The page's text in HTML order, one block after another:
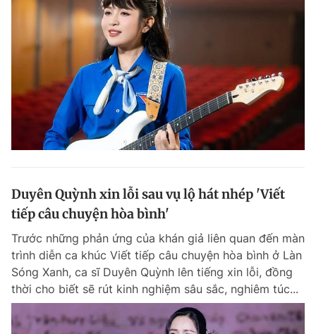
Duyên Quỳnh xin lỗi sau vụ lộ hát nhép 'Viết
tiếp câu chuyện hòa bình'
Trước những phản ứng của khán giả liên quan đến màn
trình diễn ca khúc Viết tiếp câu chuyện hòa bình ở Làn
Sóng Xanh, ca sĩ Duyên Quỳnh lên tiếng xin lỗi, đồng
thời cho biết sẽ rút kinh nghiệm sâu sắc, nghiêm túc...